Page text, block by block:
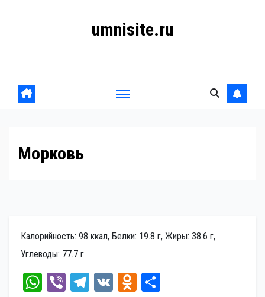
umnisite.ru
Морковь
Калорийность: 98 ккал, Белки: 19.8 г, Жиры: 38.6 г,
Углеводы: 77.7 г
W
Vi
Te V
O